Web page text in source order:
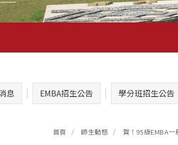
息 EMBA招生公告 學分班招生公告
首頁 師生動態 賀！95級EMBA